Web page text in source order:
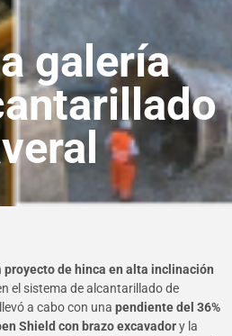
galería
proyecto de hinca en alta inclinación
el sistema de alcantarillado de
a cabo con una pendiente del 36%
Shield con brazo excavadory la